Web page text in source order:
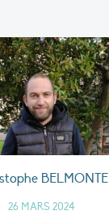
BELMONTE
26 MARS 2024